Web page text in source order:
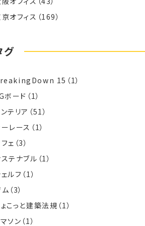
オフィス （169）
グ
15 （1）
ボード （1）
テリア （51）
レース （1）
ェ （3）
テナブル （1）
ルフ （1）
（3）
こっと建築法規 （1）
ソン （1）